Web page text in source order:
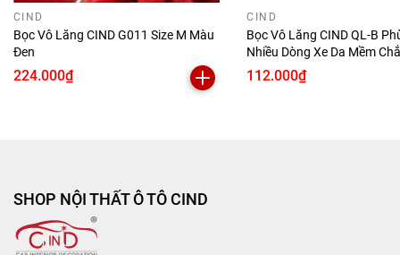
CIND
Bọc Vô Lăng CIND G011 Size M Màu
Đen
224.000₫
CIND
Bọc Vô Lăng CIND QL-B
Nhiều Dòng Xe Da Mềm
Lái Xe
112.000₫
SHOP NỘI THẤT Ô TÔ CIND